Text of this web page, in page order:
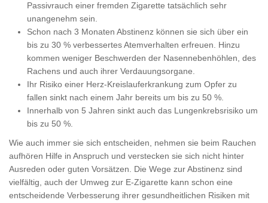
Passivrauch einer fremden Zigarette tatsächlich sehr
unangenehm sein.
Schon nach 3 Monaten Abstinenz können sie sich über ein
bis zu 30 % verbessertes Atemverhalten erfreuen. Hinzu
kommen weniger Beschwerden der Nasennebenhöhlen, des
Rachens und auch ihrer Verdauungsorgane.
Ihr Risiko einer Herz-Kreislauferkrankung zum Opfer zu
fallen sinkt nach einem Jahr bereits um bis zu 50 %.
Innerhalb von 5 Jahren sinkt auch das Lungenkrebsrisiko um
bis zu 50 %.
Wie auch immer sie sich entscheiden, nehmen sie beim Rauchen
aufhören Hilfe in Anspruch und verstecken sie sich nicht hinter
Ausreden oder guten Vorsätzen. Die Wege zur Abstinenz sind
vielfältig, auch der Umweg zur E-Zigarette kann schon eine
entscheidende Verbesserung ihrer gesundheitlichen Risiken mit